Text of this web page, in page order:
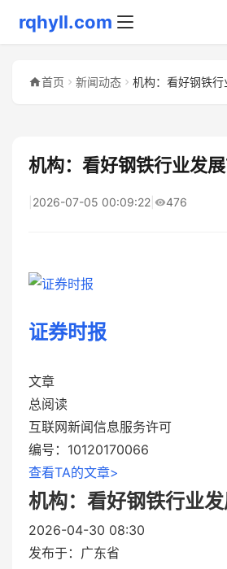
rqhyll.com
首页 新闻动态 机构：看好钢铁
机构：看好钢铁行业发
2026-07-05 00:09:22 476
证券时报
文章
总阅读
互联网新闻信息服务许可
编号：10120170066
查看TA的文章>
机构：看好钢铁行业
2026-04-30 08:30
发布于： 广东省